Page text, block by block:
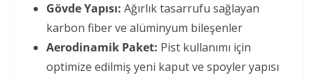
Gövde Yapısı: Ağırlık tasarrufu sağlayan
karbon fiber ve alüminyum bileşenler
Aerodinamik Paket: Pist kullanımı için
optimize edilmiş yeni kaput ve spoyler yapısı